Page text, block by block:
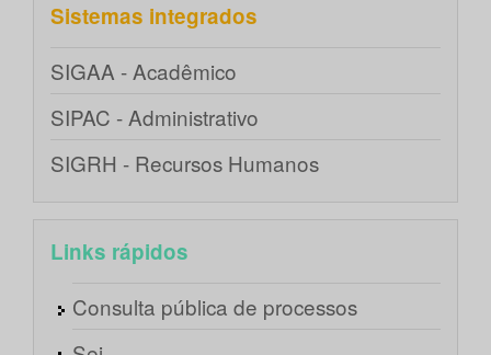
Sistemas integrados
SIGAA - Acadêmico
SIPAC - Administrativo
SIGRH - Recursos Humanos
Links rápidos
Consulta pública de processos